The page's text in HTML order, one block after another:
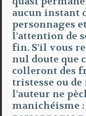
aucun instant
personnages
l’attention de
fin. S’il vous
nul doute que
colleront des
tristesse ou de
l’auteur ne
manichéisme :